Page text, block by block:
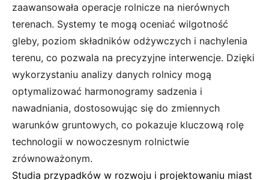
zaawansowała operacje rolnicze na nierównych
terenach. Systemy te mogą oceniać wilgotność
gleby, poziom składników odżywczych i nachylenia
terenu, co pozwala na precyzyjne interwencje. Dzięki
wykorzystaniu analizy danych rolnicy mogą
optymalizować harmonogramy sadzenia i
nawadniania, dostosowując się do zmiennych
warunków gruntowych, co pokazuje kluczową rolę
technologii w nowoczesnym rolnictwie
zrównoważonym.
Studia przypadków w rozwoju i projektowaniu miast